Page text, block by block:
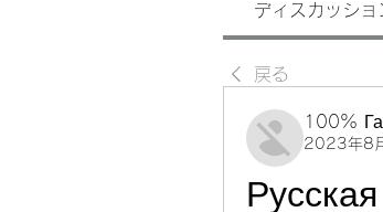
ディスカッショ
戻る
100%
2023年8